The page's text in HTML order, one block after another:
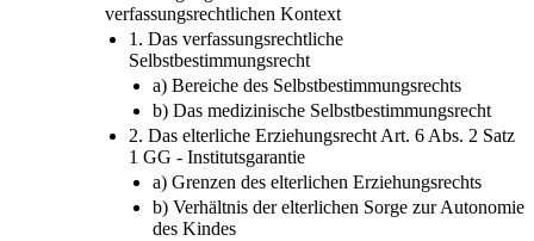
verfassungsrechtlichen Kontext
1. Das verfassungsrechtliche
Selbstbestimmungsrecht
a) Bereiche des Selbstbestimmungsrechts
b) Das medizinische Selbstbestimmungsrecht
2. Das elterliche Erziehungsrecht Art. 6 Abs. 2 Satz
1 GG - Institutsgarantie
a) Grenzen des elterlichen Erziehungsrechts
b) Verhältnis der elterlichen Sorge zur Autonomie
des Kindes